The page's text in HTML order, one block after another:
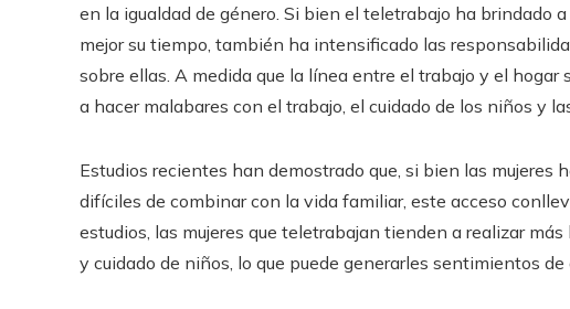
en la igualdad de género. Si bien el teletrabajo ha brindado
mejor su tiempo, también ha intensificado las
sobre ellas. A medida que la línea entre el trabajo y el hogar
a hacer malabares con el trabajo, el cuidado de los niños y
Estudios recientes han demostrado que, si bien las mujeres
difíciles de combinar con la vida familiar, este acceso
estudios, las mujeres que teletrabajan tienden a realizar
y cuidado de niños, lo que puede generarles sentimientos